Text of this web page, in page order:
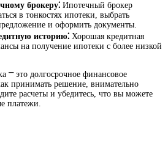
брокеру⁚ Ипотечный брокер
в тонкостях ипотеки, выбрать
и оформить документы.
историю⁚ Хорошая кредитная
на получение ипотеки с более низкой
⎻ это долгосрочное финансовое
принимать решение, внимательно
расчеты и убедитесь, что вы можете
платежи.